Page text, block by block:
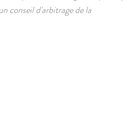
conseil d'arbitrage de la